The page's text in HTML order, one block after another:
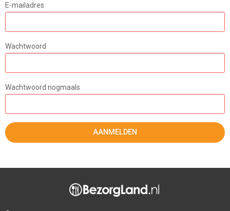
E-mailadres
Wachtwoord
Wachtwoord nogmaals
AANMELDEN